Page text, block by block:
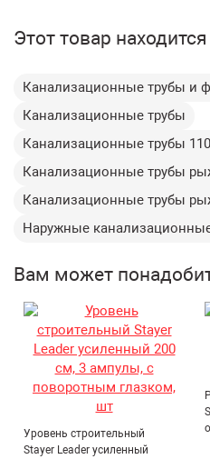
Полипропиленовые трубы с
канализации и стоковых
в частном и промышленном
температурой постоянных
кратковременных (в течение
температурой до +95°С.
В комплект трубы входит
кольцо.
Вес:
Назначение:
Цвет:
Диаметр:
Материал:
Тип соединения:
Тип товара:
Этот товар
Канализационные трубы и
Канализационные трубы
Канализационные трубы
Канализационные трубы
Канализационные трубы
Наружные
Вам может
Уровень строительный
Stayer Leader усиленный